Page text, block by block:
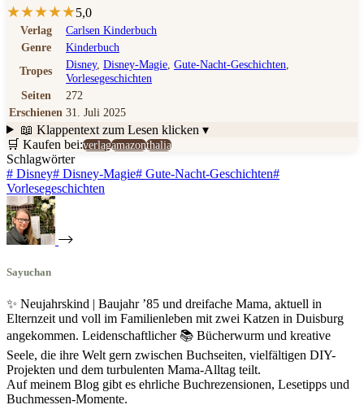
★★★★★5,0
Verlag
Carlsen Kinderbuch
Genre
Kinderbuch
Tropes
Disney, Disney-Magie Gute-Nacht-Geschichten
Vorlesegeschichten
Seiten
272
Erschienen 31. Juli 2025
📖 Klappentext zum Lesen klicken ▾
🛒 Kaufen bei:verlagamazonthalia
Schlagwörter
# Disney# Disney-Magie# Gute-Nacht-Geschichten#
Vorlesegeschichten
Sayuchan
✨ Neujahrskind | Baujahr ’85 und dreifache Mama, aktuell in
Elternzeit und voll im Familienleben mit zwei Katzen in Duisburg
angekommen. Leidenschaftlicher 📚 Bücherwurm und kreative
Seele, die ihre Welt gern zwischen Buchseiten, vielfältigen DIY-
Projekten und dem turbulenten Mama-Alltag teilt.
Auf meinem Blog gibt es ehrliche Buchrezensionen, Lesetipps und
Buchmessen-Momente.